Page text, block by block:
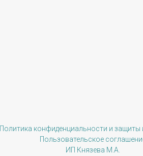
Политика конфиденциальности и
Пользовательское
ИП Князева М.А.